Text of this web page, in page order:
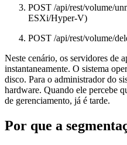
POST /api/rest/volume/
ESXi/Hyper-V)
POST /api/rest/volume/
Neste cenário, os servidores de
instantaneamente. O sistema
disco. Para o administrador do
hardware. Quando ele percebe
de gerenciamento, já é tarde.
Por que a